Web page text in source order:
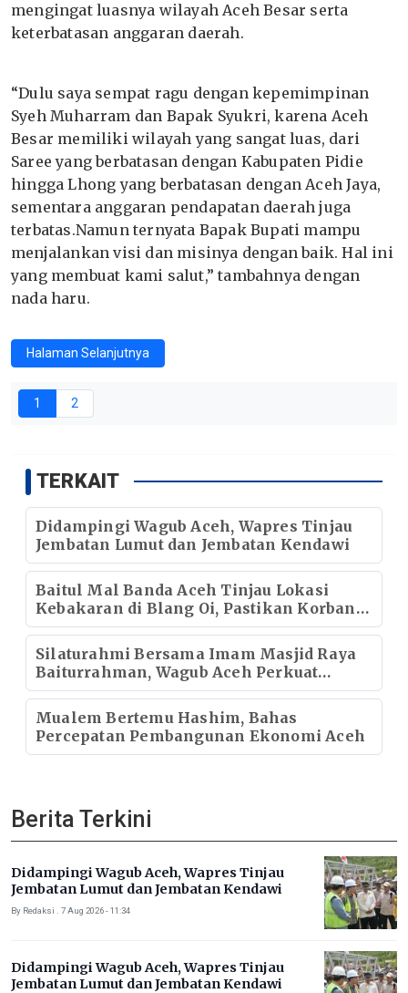
mengingat luasnya wilayah Aceh Besar serta
keterbatasan anggaran daerah.
“Dulu saya sempat ragu dengan kepemimpinan
Syeh Muharram dan Bapak Syukri, karena Aceh
Besar memiliki wilayah yang sangat luas, dari
Saree yang berbatasan dengan Kabupaten Pidie
hingga Lhong yang berbatasan dengan Aceh Jaya,
sementara anggaran pendapatan daerah juga
terbatas.Namun ternyata Bapak Bupati mampu
menjalankan visi dan misinya dengan baik. Hal ini
yang membuat kami salut,” tambahnya dengan
nada haru.
Halaman Selanjutnya
1 2
TERKAIT
Didampingi Wagub Aceh, Wapres Tinjau
Jembatan Lumut dan Jembatan Kendawi
Baitul Mal Banda Aceh Tinjau Lokasi
Kebakaran di Blang Oi, Pastikan Korban
Mendapat Dukungan Kebutuhan Pokok
Silaturahmi Bersama Imam Masjid Raya
Baiturrahman, Wagub Aceh Perkuat
Sinergi dengan Ulama
Mualem Bertemu Hashim, Bahas
Percepatan Pembangunan Ekonomi Aceh
Berita Terkini
Didampingi Wagub Aceh, Wapres Tinjau
Jembatan Lumut dan Jembatan Kendawi
By Redaksi . 7 Aug 2026 - 11:34
Didampingi Wagub Aceh, Wapres Tinjau
Jembatan Lumut dan Jembatan Kendawi